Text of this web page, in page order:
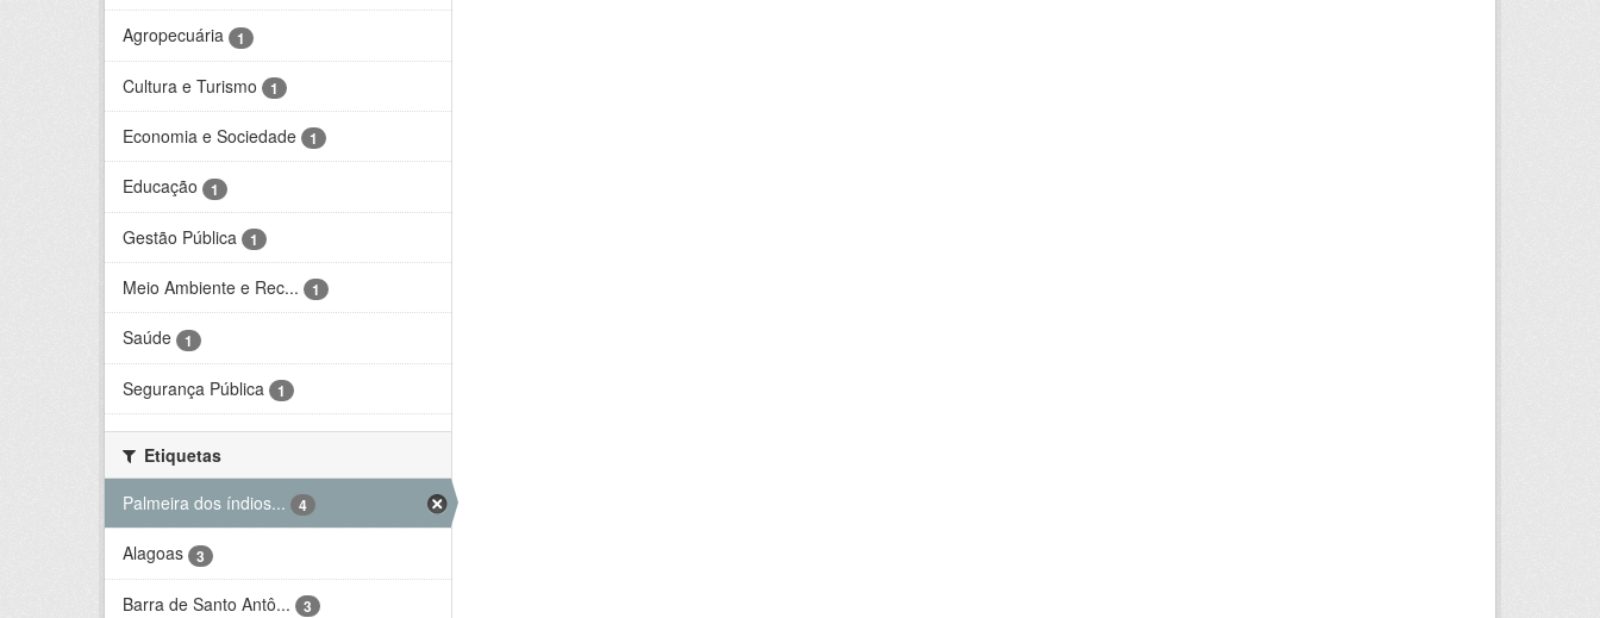
Agropecuária 1
Cultura e Turismo 1
Economia e Sociedade 1
Educação 1
Gestão Pública 1
Meio Ambiente e Rec... 1
Saúde 1
Segurança Pública 1
Etiquetas
Palmeira dos índios...
4
Alagoas 3
Barra de Santo Antô... 3